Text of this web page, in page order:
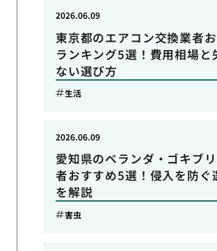
東京都のエアコン交換業者
ランキング5選！費用相場と
ない選び方
2026.06.09
生活
愛知県のベランダ・ゴキブ
者おすすめ5選！侵入を防ぐ
を解説
2026.06.09
害虫